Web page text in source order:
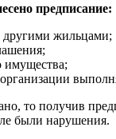
предписание:
другими жильцами;
имущества;
то получив
были нарушения.